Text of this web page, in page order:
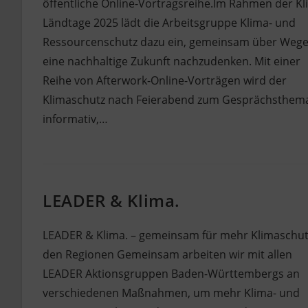
öffentliche Online-Vortragsreihe.Im Rahmen der
Ländtage 2025 lädt die Arbeitsgruppe Klima- und
Ressourcenschutz dazu ein, gemeinsam über
eine nachhaltige Zukunft nachzudenken. Mit einer
Reihe von Afterwork-Online-Vorträgen wird der
Klimaschutz nach Feierabend zum
informativ,…
LEADER & Klima.
LEADER & Klima. – gemeinsam für mehr
den Regionen Gemeinsam arbeiten wir mit allen
LEADER Aktionsgruppen Baden-Württembergs an
verschiedenen Maßnahmen, um mehr Klima- und